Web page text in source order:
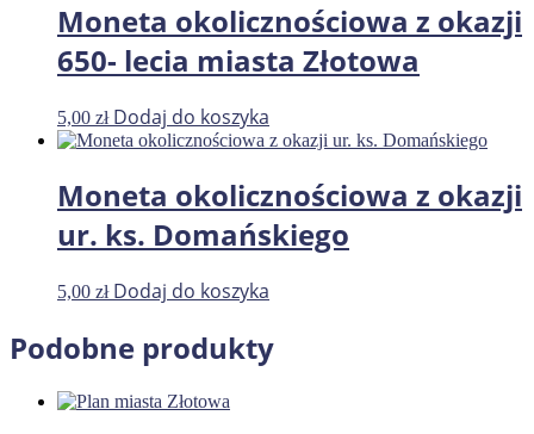
Moneta okolicznościowa z okazji
650- lecia miasta Złotowa
5,00 zł Dodaj do koszyka
Moneta okolicznościowa z okazji
ur. ks. Domańskiego
5,00 zł Dodaj do koszyka
Podobne produkty